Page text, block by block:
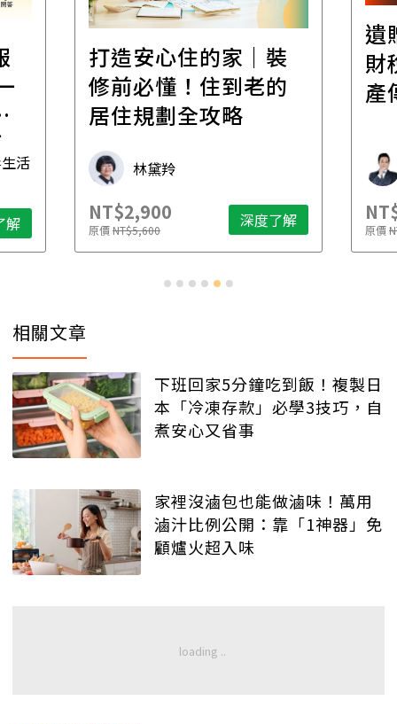
活
解
打造安心住的家｜裝
修前必懂！住到老的
居住規劃全攻略
林黛羚
NT$2,900
原價NT$5,600 深度了解
遺
財
產
原價
相關文章
下班回家5分鐘吃到飯！複製日
本「冷凍存款」必學3技巧，自
煮安心又省事
家裡沒滷包也能做滷味！萬用
滷汁比例公開：靠「1神器」免
顧爐火超入味